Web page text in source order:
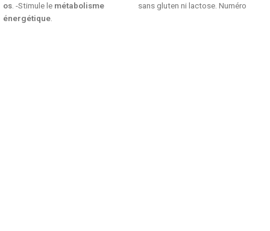
os . -Stimule le métabolisme
énergétique
sans gluten ni lactose. Numéro